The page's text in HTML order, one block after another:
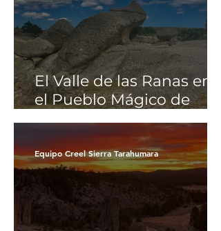
El Valle de las Ranas en
el Pueblo Mágico de
Creel Chihuahua y las
Barrancas del Cobre
Equipo Creel Sierra Tarahumara